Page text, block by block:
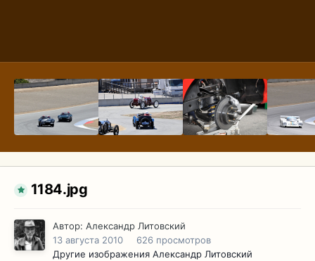
1184.jpg
Автор: Александр Литовский
13 августа 2010
626 просмотров
Другие изображения Александр Литовский